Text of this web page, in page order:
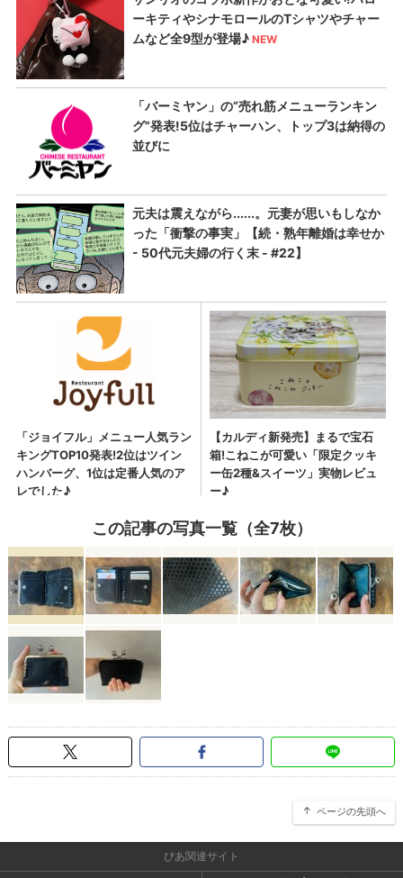
この記事の写真一覧（全7枚）
ページの先頭へ
ぴあ関連サイト